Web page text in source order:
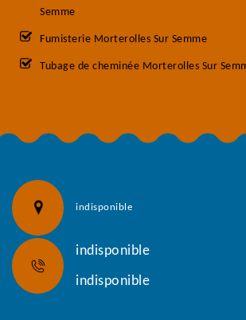
Semme
Fumisterie Morterolles Sur Semme
Tubage de cheminée Morterolles Sur
indisponible
indisponible
indisponible